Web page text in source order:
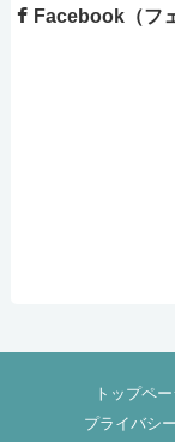
Facebook（フ
トップペ
プライバシ